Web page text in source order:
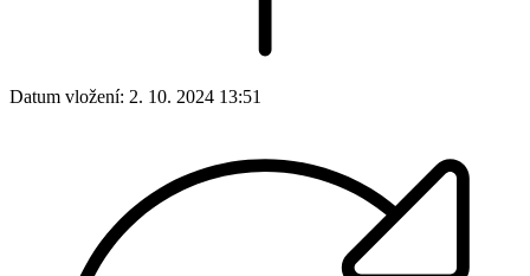
Datum vložení: 2. 10. 2024 13:51